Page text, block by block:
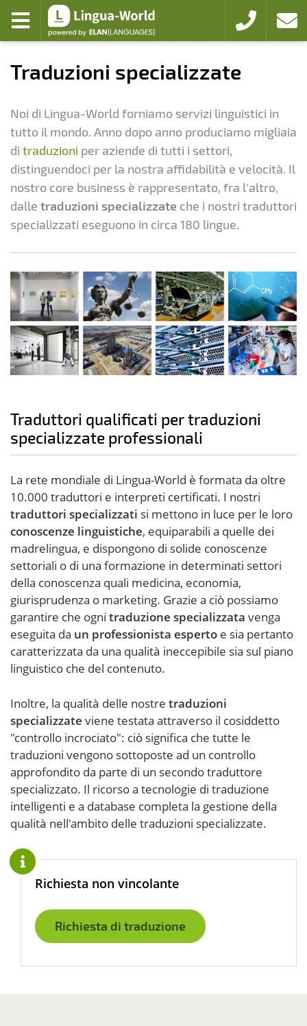
Zum Hauptmenü
Zum Inhalt
Traduzioni specializzate
Noi di Lingua-World forniamo servizi linguistici in
tutto il mondo. Anno dopo anno produciamo migliaia
di traduzioni per aziende di tutti i settori,
distinguendoci per la nostra affidabilità e velocità. Il
nostro core business è rappresentato, fra l'altro,
dalle traduzioni specializzate che i nostri traduttori
specializzati eseguono in circa 180 lingue.
Traduttori qualificati per traduzioni
specializzate professionali
La rete mondiale di Lingua-World è formata da oltre
10.000 traduttori e interpreti certificati. I nostri
traduttori specializzati si mettono in luce per le loro
conoscenze linguistiche, equiparabili a quelle dei
madrelingua, e dispongono di solide conoscenze
settoriali o di una formazione in determinati settori
della conoscenza quali medicina, economia,
giurisprudenza o marketing. Grazie a ciò possiamo
garantire che ogni traduzione specializzata venga
eseguita da un professionista esperto e sia pertanto
caratterizzata da una qualità ineccepibile sia sul piano
linguistico che del contenuto.
Inoltre, la qualità delle nostre traduzioni
specializzate viene testata attraverso il cosiddetto
"controllo incrociato": ciò significa che tutte le
traduzioni vengono sottoposte ad un controllo
approfondito da parte di un secondo traduttore
specializzato. Il ricorso a tecnologie di traduzione
intelligenti e a database completa la gestione della
qualità nell'ambito delle traduzioni specializzate.
Richiesta non vincolante
Richiesta di traduzione